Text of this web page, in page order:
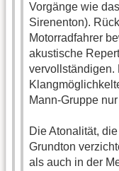
Vorgänge wie
Sirenenton).
Motorradfahrer
akustische
vervollständigen.
Mann-Gruppe
Die Atonalität,
Grundton
als auch in der